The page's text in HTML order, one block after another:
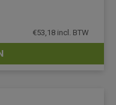
DETAILS
€53,18 incl. BTW